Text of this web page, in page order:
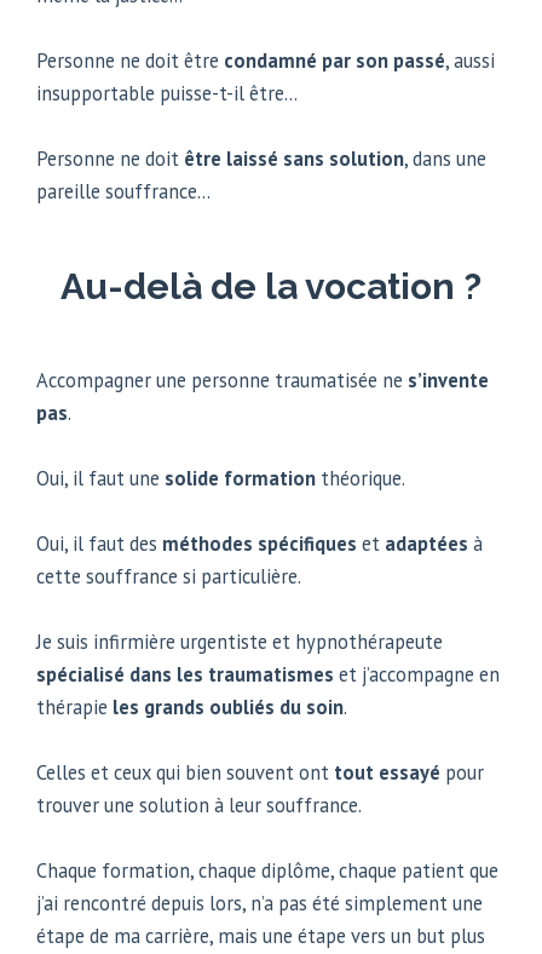
Personne ne doit être condamné par son passé, aussi
insupportable puisse-t-il être…
Personne ne doit être laissé sans solution, dans une
pareille souffrance…
Au-delà de la vocation ?
Accompagner une personne traumatisée ne s’invente
pas.
Oui, il faut une solide formation théorique.
Oui, il faut des méthodes spécifiques et adaptées à
cette souffrance si particulière.
Je suis infirmière urgentiste et hypnothérapeute
spécialisé dans les traumatismes et j’accompagne en
thérapie les grands oubliés du soin.
Celles et ceux qui bien souvent ont tout essayé pour
trouver une solution à leur souffrance.
Chaque formation, chaque diplôme, chaque patient que
j’ai rencontré depuis lors, n’a pas été simplement une
étape de ma carrière, mais une étape vers un but plus